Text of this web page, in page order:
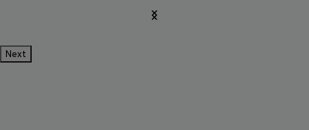
Next